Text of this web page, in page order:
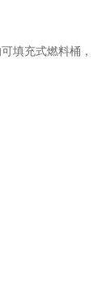
填充式燃料桶，